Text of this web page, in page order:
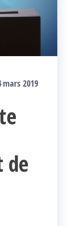
mars 2019
de